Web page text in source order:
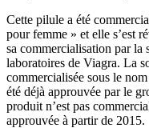
Cette pilule a été
pour femme » et elle s’est
sa commercialisation par la
laboratoires de Viagra. La
commercialisée sous le
été déjà approuvée par le
produit n’est pas
approuvée à partir de 2015.